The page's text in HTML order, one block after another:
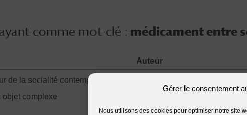
Gérer le consentement
Nous utilisons des cookies pour optimiser notre site
comme mot-clé : médicament entre
Auteur
de la socialité contemporaine –
objet complexe